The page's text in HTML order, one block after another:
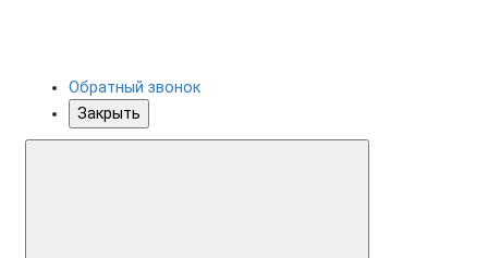
Обратный звонок
Закрыть